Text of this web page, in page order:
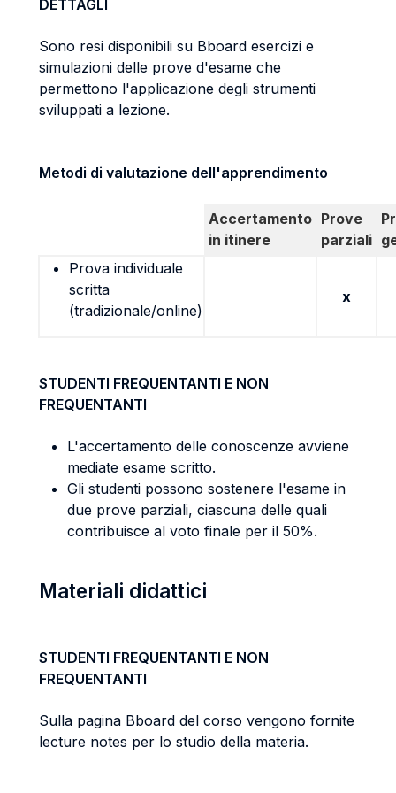
DETTAGLI
Sono resi disponibili su Bboard esercizi e
simulazioni delle prove d'esame che
permettono l'applicazione degli strumenti
sviluppati a lezione.
Metodi di valutazione dell'apprendimento
Accertamento
in itinere
Prove
parziali
Prova individuale
scritta
(tradizionale/online)
x
STUDENTI FREQUENTANTI E NON
FREQUENTANTI
L'accertamento delle conoscenze avviene
mediate esame scritto.
Gli studenti possono sostenere l'esame in
due prove parziali, ciascuna delle quali
contribuisce al voto finale per il 50%.
Materiali didattici
STUDENTI FREQUENTANTI E NON
FREQUENTANTI
Sulla pagina Bboard del corso vengono fornite
lecture notes per lo studio della materia.